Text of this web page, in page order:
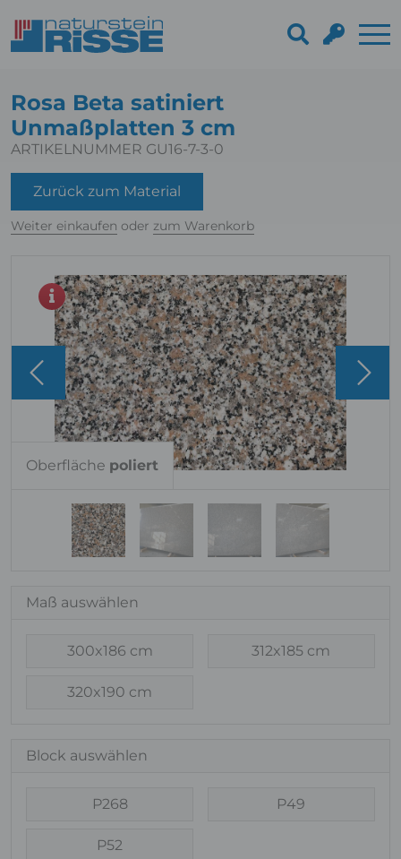
Rosa Beta satiniert
Unmaßplatten 3 cm
ARTIKELNUMMER GU16-7-3-0
Zurück zum Material
Weiter einkaufen oder zum Warenkorb
Oberfläche poliert
Maß auswählen
300x186 cm 312x185 cm
320x190 cm
Block auswählen
P268 P49
P52